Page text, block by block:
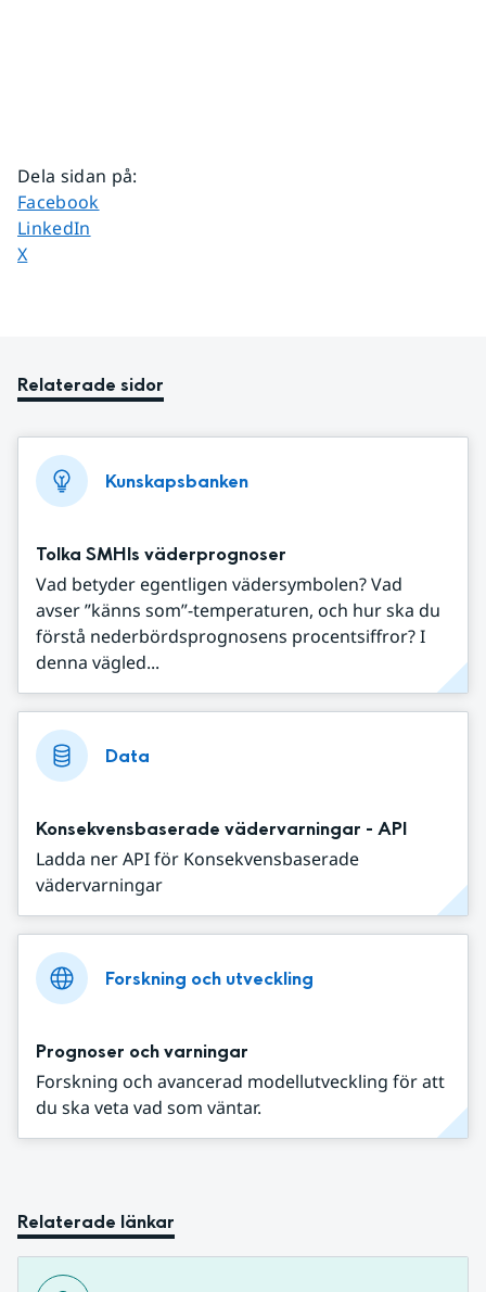
Dela sidan på:
Dela sidan på
Facebook
Dela sidan på
LinkedIn
Dela sidan på
X
Relaterade sidor
Kunskapsbanken
Tolka SMHIs väderprognoser
Vad betyder egentligen vädersymbolen? Vad
avser ”känns som”-temperaturen, och hur ska du
förstå nederbördsprognosens procentsiffror? I
denna vägled...
Data
Konsekvensbaserade vädervarningar - API
Ladda ner API för Konsekvensbaserade
vädervarningar
Forskning och utveckling
Prognoser och varningar
Forskning och avancerad modellutveckling för att
du ska veta vad som väntar.
Relaterade länkar